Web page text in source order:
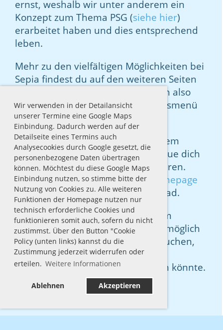
Wir verwenden in der Detailansicht
unserer Termine eine Google Maps
Einbindung. Dadurch werden auf der
Detailseite eines Termins auch
Analysecookies durch Google gesetzt, die
personenbezogene Daten übertragen
können. Möchtest du diese Google Maps
Einbindung nutzen, so stimme bitte der
Nutzung von Cookies zu. Alle weiteren
Funktionen der Homepage nutzen nur
technisch erforderliche Cookies und
funktionieren somit auch, sofern du nicht
zustimmst. Über den Button "Cookie
Policy (unten links) kannst du die
Zustimmung jederzeit widerrufen oder
erteilen. Weitere Informationen
Ablehnen Akzeptieren
ernst, weshalb wir unter anderem ein
Konzept zum Thema PSG (siehe hier)
erarbeitet haben und dies entsprechend
leben.
Mehr zu den vielfältigen Möglichkeiten bei
Sepia findest du auf den weiteren Seiten
unserer Homepage. Navigiere dich also
gerne einmal über das Navigationsmenü
auf der oberen linken Seite durch.
Bei weiteren Fragen oder konkretem
Interesse an unserem Verein scheue dich
bitte nicht davor, uns zu kontaktieren.
Entweder per E-Mail über die
Homepage
oder einfach direkt im Schwimmbad.
Ein kostenfreies Probetraining zum
Kennenlernen ist bei uns ebenso möglich
wie ein kostenfreies Schnuppertauchen,
um herauszufinden, ob das
Gerätetauchen etwas für dich sein könnte.
Wir freuen uns von dir zu hören.